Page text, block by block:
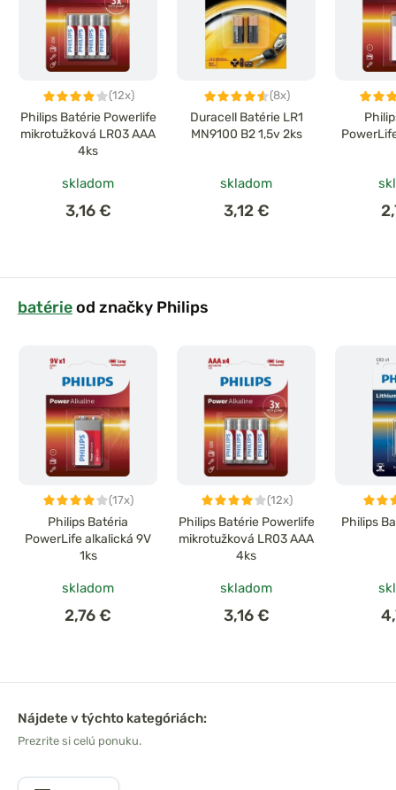
(12x)
Philips Batérie Powerlife
mikrotužková LR03 AAA
4ks
skladom
3,16 €
(8x)
Duracell Batérie LR1
MN9100 B2 1,5v 2ks
skladom
3,12 €
batérieod značky Philips
(17x)
Philips Batéria
PowerLife alkalická 9V
1ks
skladom
2,76 €
(12x)
Philips Batérie Powerlife
mikrotužková LR03 AAA
4ks
skladom
3,16 €
Philips
Nájdete v týchto kategóriách:
Prezrite si celú ponuku.